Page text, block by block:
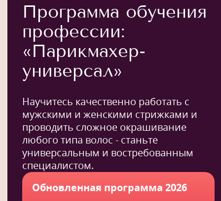
Программа обучения
профессии:
«Парикмахер-
универсал»
Научитесь качественно работать с
мужскими и женскими стрижками и
проводить сложное окрашивание
любого типа волос - станьте
универсальным и востребованным
специалистом.
Обновленная программа 2026